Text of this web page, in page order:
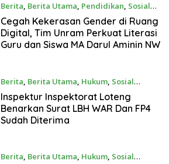
Berita, Berita Utama, Pendidikan, Sosial
Agustus 4, 2026
Cegah Kekerasan Gender di Ruang
Digital, Tim Unram Perkuat Literasi
Guru dan Siswa MA Darul Aminin NW
Berita, Berita Utama, Hukum, Sosial
Agustus 3, 2026
Inspektur Inspektorat Loteng
Benarkan Surat LBH WAR Dan FP4
Sudah Diterima
Berita, Berita Utama, Hukum, Sosial